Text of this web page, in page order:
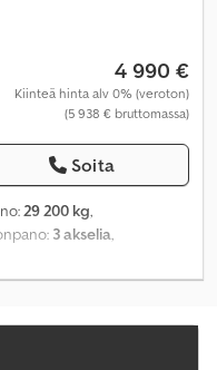
4 990 €
Kiinteä hinta alv 0% (veroton)
(5 938 € bruttomassa)
Soita
29 200 kg,
3 akselia,